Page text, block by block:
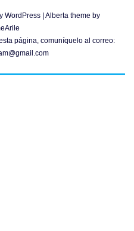
WordPress
Alberta theme by
página, comuníquelo al correo: